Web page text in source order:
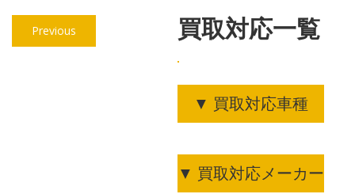
投
稿
Previous
post:
買取対応一覧
▼ 買取対応車種
▼ 買取対応メーカー